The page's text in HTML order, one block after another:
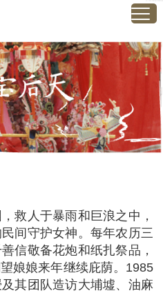
救人于暴雨和巨浪之中，
间守护女神。每年农历三
信敬备花炮和纸扎祭品，
娘娘来年继续庇荫。1985
其团队造访大埔墟、油麻